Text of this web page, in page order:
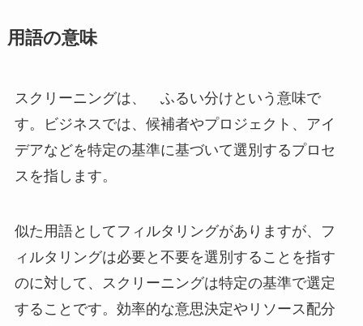
用語の意味
スクリーニングは、 ふるい分けという意味で
す。ビジネスでは、候補者やプロジェクト、アイ
デアなどを特定の基準に基づいて選別するプロセ
スを指します。
似た用語としてフィルタリングがありますが、フ
ィルタリングは必要と不要を選別することを指す
のに対して、スクリーニングは特定の基準で選定
することです。効率的な意思決定やリソース配分